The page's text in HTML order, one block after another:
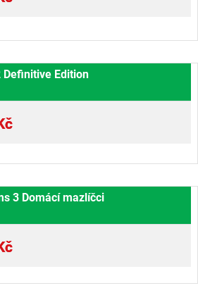
Definitive Edition
3 Domácí mazlíčci